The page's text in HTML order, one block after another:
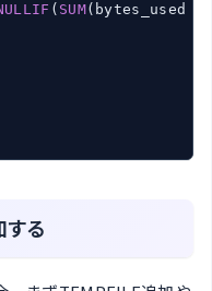
( SUM(bytes_used
る